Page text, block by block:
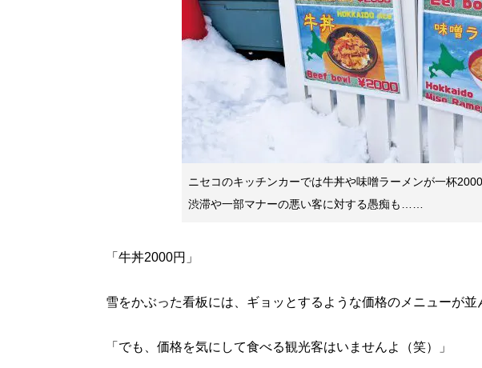
ニセコのキッチンカーでは牛丼や味噌ラーメンが一杯
渋滞や一部マナーの悪い客に対する愚痴も……
「牛丼2000円」
雪をかぶった看板には、ギョッとするような価格のメニューが並
「でも、価格を気にして食べる観光客はいませんよ（笑）」